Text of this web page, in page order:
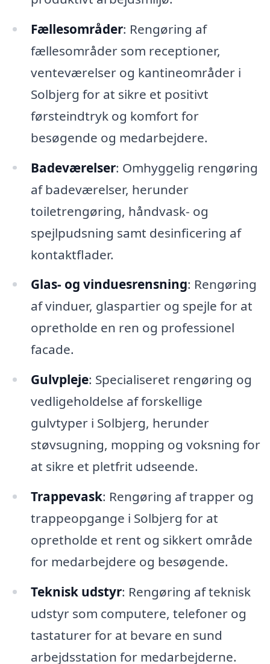
Fællesområder: Rengøring af
fællesområder som receptioner,
venteværelser og kantineområder i
Solbjerg for at sikre et positivt
førsteindtryk og komfort for
besøgende og medarbejdere.
Badeværelser: Omhyggelig rengøring
af badeværelser, herunder
toiletrengøring, håndvask- og
spejlpudsning samt desinficering af
kontaktflader.
Glas- og vinduesrensning: Rengøring
af vinduer, glaspartier og spejle for at
opretholde en ren og professionel
facade.
Gulvpleje: Specialiseret rengøring og
vedligeholdelse af forskellige
gulvtyper i Solbjerg, herunder
støvsugning, mopping og voksning for
at sikre et pletfrit udseende.
Trappevask: Rengøring af trapper og
trappeopgange i Solbjerg for at
opretholde et rent og sikkert område
for medarbejdere og besøgende.
Teknisk udstyr: Rengøring af teknisk
udstyr som computere, telefoner og
tastaturer for at bevare en sund
arbejdsstation for medarbejderne.